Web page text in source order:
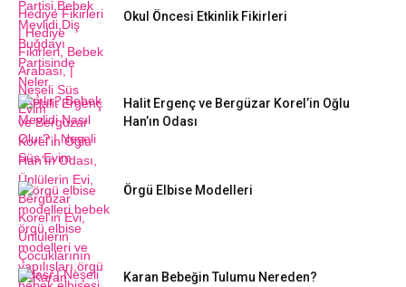
Okul Öncesi Etkinlik Fikirleri
Halit Ergenç ve Bergüzar Korel’in Oğlu
Han’ın Odası
Örgü Elbise Modelleri
Karan Bebeğin Tulumu Nereden?